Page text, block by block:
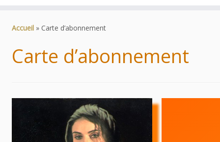
Accueil » Carte d’abonnement
Carte d’abonnement